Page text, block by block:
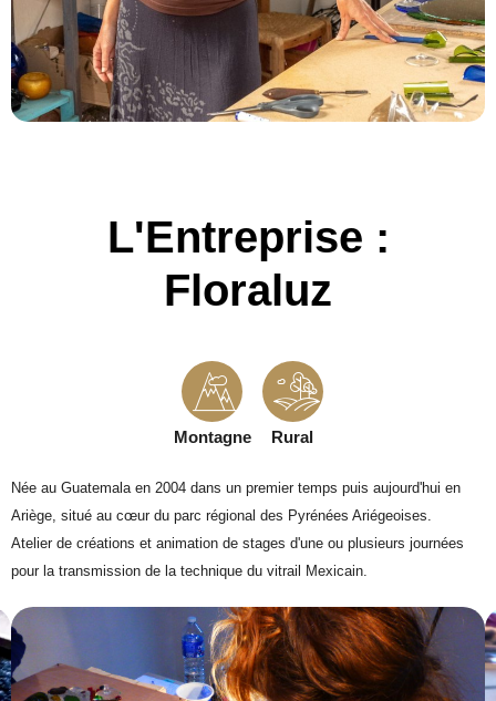
L'Entreprise :
Floraluz
Montagne Rural
Née au Guatemala en 2004 dans un premier temps puis aujourd'hui en
Ariège, situé au cœur du parc régional des Pyrénées Ariégeoises.
Atelier de créations et animation de stages d'une ou plusieurs journées
pour la transmission de la technique du vitrail Mexicain.